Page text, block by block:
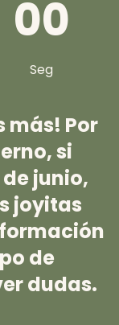
00
Seg
más! Por
si
junio,
joyitas
de
dudas.